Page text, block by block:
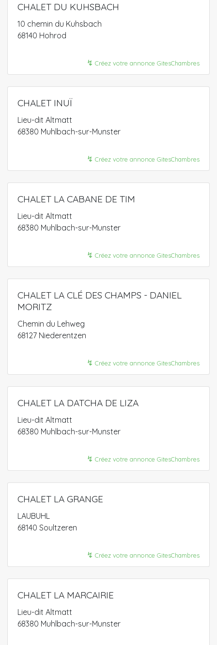
CHALET DU KUHSBACH
10 chemin du Kuhsbach
68140 Hohrod
↯ Créez votre annonce GitesChambres
CHALET INUÏ
Lieu-dit Altmatt
68380 Muhlbach-sur-Munster
↯ Créez votre annonce GitesChambres
CHALET LA CABANE DE TIM
Lieu-dit Altmatt
68380 Muhlbach-sur-Munster
↯ Créez votre annonce GitesChambres
CHALET LA CLÉ DES CHAMPS - DANIEL
MORITZ
Chemin du Lehweg
68127 Niederentzen
↯ Créez votre annonce GitesChambres
CHALET LA DATCHA DE LIZA
Lieu-dit Altmatt
68380 Muhlbach-sur-Munster
↯ Créez votre annonce GitesChambres
CHALET LA GRANGE
LAUBUHL
68140 Soultzeren
↯ Créez votre annonce GitesChambres
CHALET LA MARCAIRIE
Lieu-dit Altmatt
68380 Muhlbach-sur-Munster